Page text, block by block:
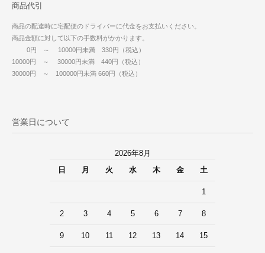
商品代引
商品の配達時に宅配便のドライバーに代金をお支払いください。
商品金額に対して以下の手数料がかかります。
0円 ～ 10000円未満 330円（税込）
10000円 ～ 30000円未満 440円（税込）
30000円 ～ 100000円未満 660円（税込）
営業日について
2026年8月
日
月 火 水 木 金 土
1
2 3 4 5 6 7 8
9 10 11 12 13 14 15